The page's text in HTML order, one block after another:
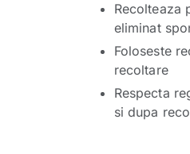
Recolteaza
eliminat
Foloseste
recoltare
Respecta
si dupa